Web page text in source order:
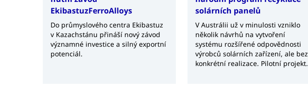
EkibastuzFerroAlloys
Do průmyslového centra Ekibastuz
v Kazachstánu přináší nový závod
významné investice a silný exportní
potenciál.
solárních panelů
V Austrálii už v minulosti vzniklo
několik návrhů na vytvoření
systému rozšířené odpovědnosti
výrobců solárních zařízení, ale bez
konkrétní realizace. Pilotní projekt